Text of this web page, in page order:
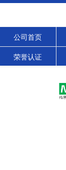
公司首页
荣誉认证